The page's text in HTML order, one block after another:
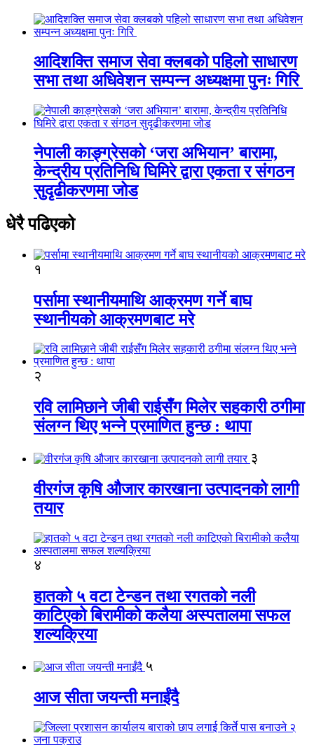
आदिशक्ति समाज सेवा क्लबको पहिलो साधारण
सभा तथा अधिवेशन सम्पन्न अध्यक्षमा पुनः गिरि
नेपाली काङ्ग्रेसको ‘जरा अभियान’ बारामा,
केन्द्रीय प्रतिनिधि घिमिरे द्वारा एकता र संगठन
सुदृढीकरणमा जोड
धेरै पढिएको
१
पर्सामा स्थानीयमाथि आक्रमण गर्ने बाघ
स्थानीयको आक्रमणबाट मरे
२
रवि लामिछाने जीबी राईसँग मिलेर सहकारी ठगीमा
संलग्न थिए भन्ने प्रमाणित हुन्छ : थापा
३
वीरगंज कृषि औजार कारखाना उत्पादनको लागी
तयार
४
हातको ५ वटा टेन्डन तथा रगतको नली
काटिएको बिरामीको कलैया अस्पतालमा सफल
शल्यक्रिया
५
आज सीता जयन्ती मनाईंदै